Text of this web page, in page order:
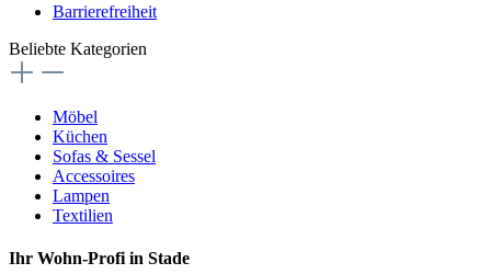
Barrierefreiheit
Beliebte Kategorien
Möbel
Küchen
Sofas & Sessel
Accessoires
Lampen
Textilien
Ihr Wohn-Profi in Stade